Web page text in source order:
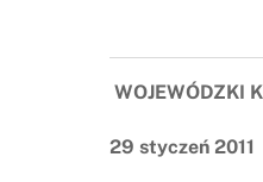
WOJEWÓDZKI
29 styczeń 2011